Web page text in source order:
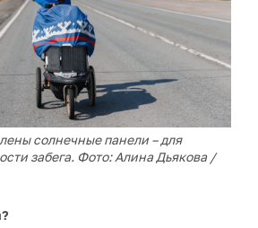
солнечные панели – для
забега. Фото: Алина Дьякова /